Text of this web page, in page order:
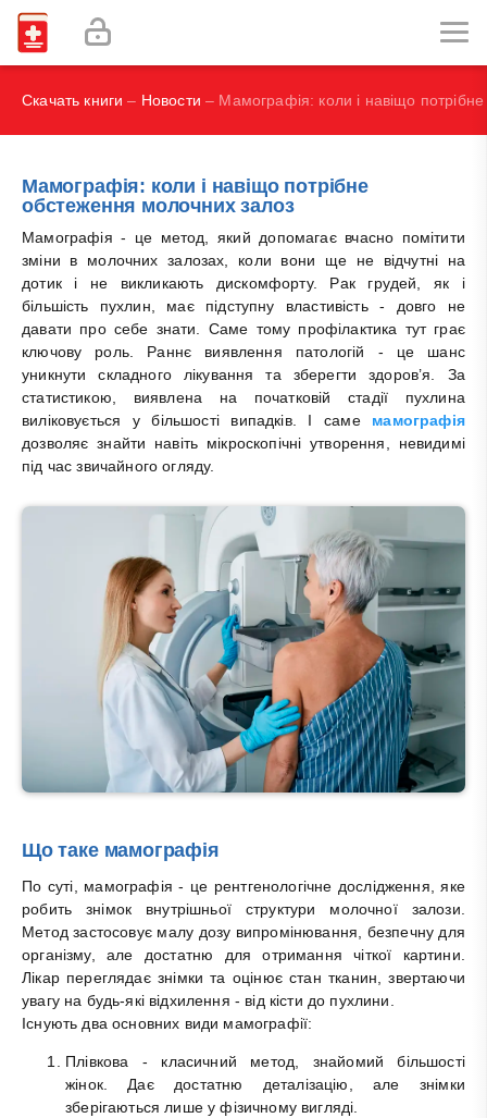
И.В., Брегель Л.В., Субботин В.М.
Фокин В. А.
Скачать книги – Новости – Мамографія: коли і навіщо
Мамографія: коли і навіщо потрібне
обстеження молочних залоз
Мамографія - це метод, який допомагає вчасно помітити
зміни в молочних залозах, коли вони ще не відчутні на
дотик і не викликають дискомфорту. Рак грудей, як і
більшість пухлин, має підступну властивість - довго не
давати про себе знати. Саме тому профілактика тут грає
ключову роль. Раннє виявлення патологій - це шанс
уникнути складного лікування та зберегти здоров’я. За
статистикою, виявлена на початковій стадії пухлина
виліковується у більшості випадків. І саме мамографія
дозволяє знайти навіть мікроскопічні утворення, невидимі
під час звичайного огляду.
Що таке мамографія
По суті, мамографія - це рентгенологічне дослідження, яке
робить знімок внутрішньої структури молочної залози.
Метод застосовує малу дозу випромінювання, безпечну для
організму, але достатню для отримання чіткої картини.
Лікар переглядає знімки та оцінює стан тканин, звертаючи
увагу на будь-які відхилення - від кісти до пухлини.
Існують два основних види мамографії:
Плівкова - класичний метод, знайомий більшості
жінок. Дає достатню деталізацію, але знімки
зберігаються лише у фізичному вигляді.